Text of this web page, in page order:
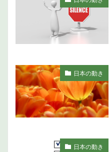
日本の動き
日本の動き